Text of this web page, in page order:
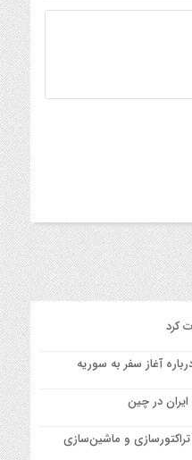
آغاز سفر به سوریه
در چین
و ماشین‌سازی